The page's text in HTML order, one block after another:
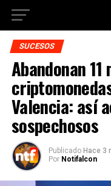
SUCESOS
Abandonan
Valencia: así
sospechosos
Publicado Hace 3
Por Notifalcon